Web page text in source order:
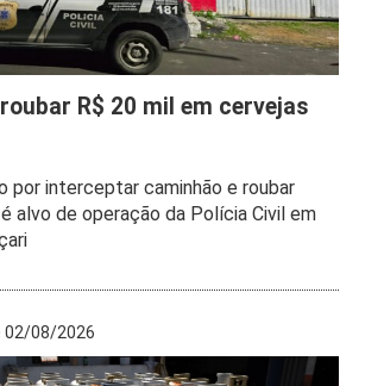
R$ 20 mil em cervejas
por interceptar caminhão e roubar
alvo de operação da Polícia Civil em
02/08/2026